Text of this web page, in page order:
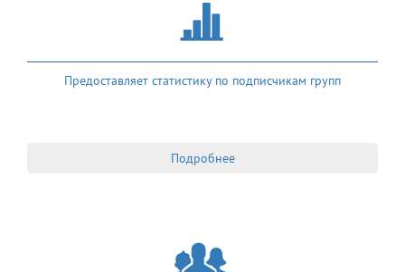
Предоставляет статистику по подписчикам групп
Подробнее